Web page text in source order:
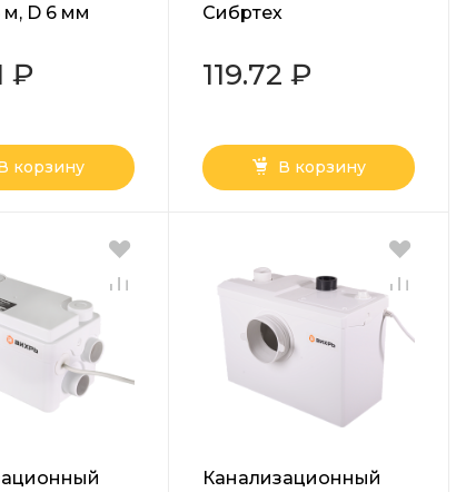
м, D 6 мм
₽
корзину
Сибртех
119.72 ₽
В корзину
Канализационный